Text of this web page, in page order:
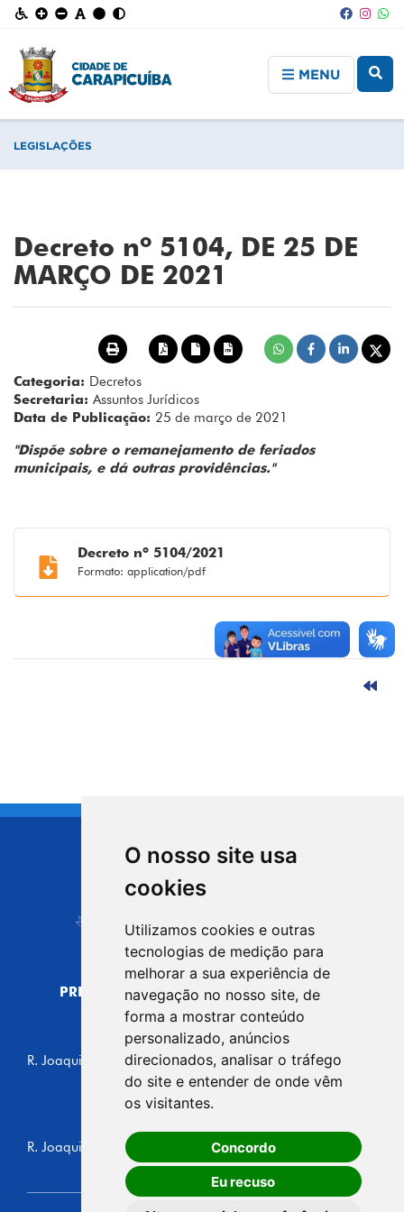
O nosso site usa
cookies
Utilizamos cookies e outras
tecnologias de medição para
melhorar a sua experiência de
navegação no nosso site, de
forma a mostrar conteúdo
personalizado, anúncios
direcionados, analisar o tráfego
do site e entender de onde vêm
os visitantes.
Concordo
Eu recuso
MENU
LEGISLAÇÕES
Decreto nº 5104, DE 25 DE
MARÇO DE 2021
Categoria: Decretos
Secretaria: Assuntos Jurídicos
Data de Publicação: 25 de março de 2021
"Dispõe sobre o remanejamento de feriados
municipais, e dá outras providências."
Decreto nº 5104/2021
Formato: application/pdf
CIDADE DE
Carapicuíba
PREFEITURA MUNICIPAL DE CARAPICUÍBA
CNPJ: 44.892.693/0001-40
CENTRO ADMINISTRATIVO
R. Joaquim das Neves, 211 - Vila Caldas, Carapicuíba/SP
CEP: 06310-030, Brasil
Telefone: 4164-5500
GABINETE DO PREFEITO
R. Joaquim das Neves, 205 - Vila Caldas, Carapicuíba/SP
CEP: 06310-030, Brasil